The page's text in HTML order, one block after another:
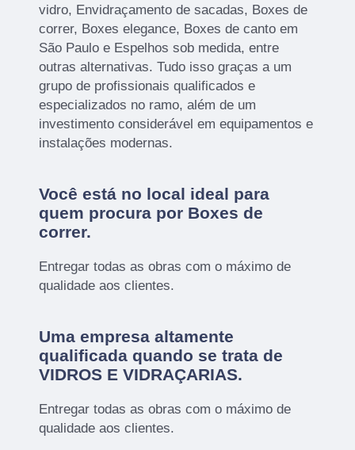
vidro, Envidraçamento de sacadas, Boxes de
correr, Boxes elegance, Boxes de canto em
São Paulo e Espelhos sob medida, entre
outras alternativas. Tudo isso graças a um
grupo de profissionais qualificados e
especializados no ramo, além de um
investimento considerável em equipamentos e
instalações modernas.
Você está no local ideal para
quem procura por Boxes de
correr.
Entregar todas as obras com o máximo de
qualidade aos clientes.
Uma empresa altamente
qualificada quando se trata de
VIDROS E VIDRAÇARIAS.
Entregar todas as obras com o máximo de
qualidade aos clientes.